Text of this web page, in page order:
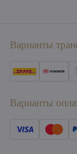
Варианты
Варианты